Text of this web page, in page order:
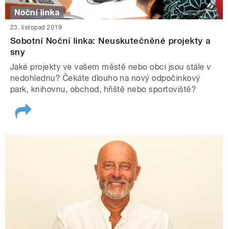
Noční linka
23. listopad 2019
Sobotní Noční linka: Neuskutečněné projekty a
sny
Jaké projekty ve vašem městě nebo obci jsou stále v
nedohlednu? Čekáte dlouho na nový odpočinkový
park, knihovnu, obchod, hřiště nebo sportoviště?